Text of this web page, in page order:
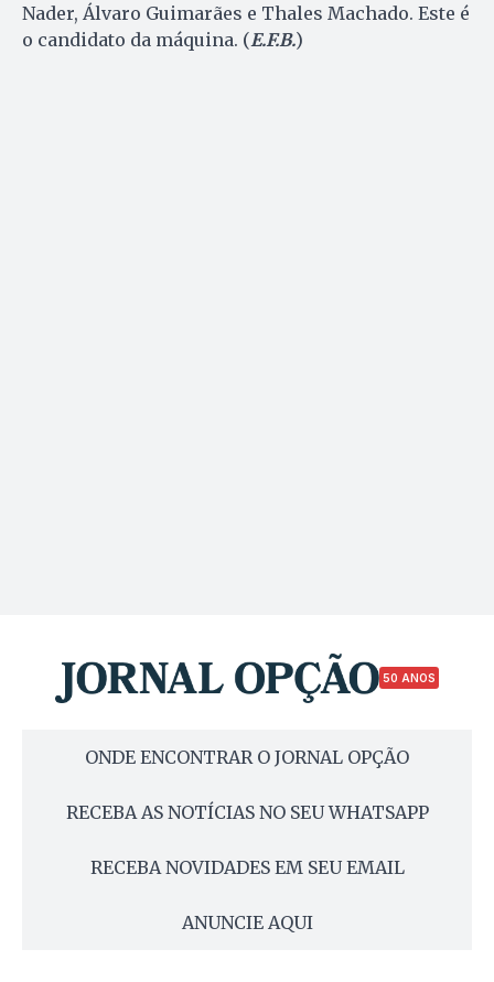
Nader, Álvaro Guimarães e Thales Machado. Este é
o candidato da máquina. (E.F.B.)
50 ANOS
ONDE ENCONTRAR O JORNAL OPÇÃO
RECEBA AS NOTÍCIAS NO SEU WHATSAPP
RECEBA NOVIDADES EM SEU EMAIL
ANUNCIE AQUI